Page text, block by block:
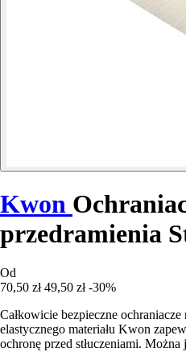
Kwon
przedramienia
Od
70,50 zł 49,50 zł -30%
Całkowicie bezpieczne
elastycznego materiału Kwon
ochronę przed stłuczeniami.